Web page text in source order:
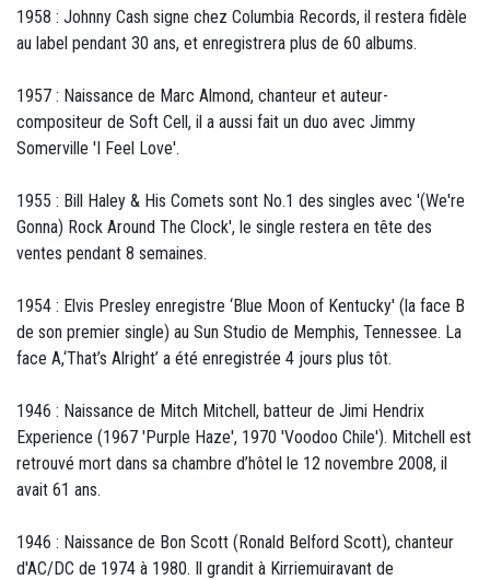
1958 : Johnny Cash signe chez Columbia Records, il restera fidèle
au label pendant 30 ans, et enregistrera plus de 60 albums.
1957 : Naissance de Marc Almond, chanteur et auteur-
compositeur de Soft Cell, il a aussi fait un duo avec Jimmy
Somerville 'I Feel Love'.
1955 : Bill Haley & His Comets sont No.1 des singles avec '(We're
Gonna) Rock Around The Clock', le single restera en tête des
ventes pendant 8 semaines.
1954 : Elvis Presley enregistre ‘Blue Moon of Kentucky' (la face B
de son premier single) au Sun Studio de Memphis, Tennessee. La
face A,‘That’s Alright’ a été enregistrée 4 jours plus tôt.
1946 : Naissance de Mitch Mitchell, batteur de Jimi Hendrix
Experience (1967 'Purple Haze', 1970 'Voodoo Chile'). Mitchell est
retrouvé mort dans sa chambre d’hôtel le 12 novembre 2008, il
avait 61 ans.
1946 : Naissance de Bon Scott (Ronald Belford Scott), chanteur
d'AC/DC de 1974 à 1980. Il grandit à Kirriemuiravant de